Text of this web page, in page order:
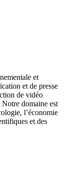
et
et de presse
de vidéo
Notre domaine est
l’économie
et des